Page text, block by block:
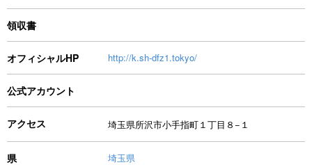
領収書
オフィシャルHP http://k.sh-dfz1.tokyo/
公式アカウント
アクセス 埼玉県所沢市小手指町１丁目８−１
県 埼玉県